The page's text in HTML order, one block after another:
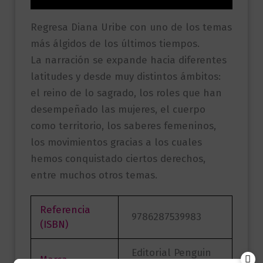
Regresa Diana Uribe con uno de los temas
más álgidos de los últimos tiempos.
La narración se expande hacia diferentes
latitudes y desde muy distintos ámbitos:
el reino de lo sagrado, los roles que han
desempeñado las mujeres, el cuerpo
como territorio, los saberes femeninos,
los movimientos gracias a los cuales
hemos conquistado ciertos derechos,
entre muchos otros temas.
Referencia
(ISBN)
9786287539983
Marca
Editorial Penguin